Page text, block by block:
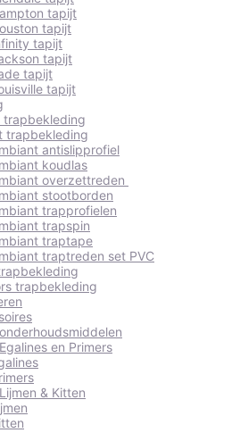
tapijt
tapijt
tapijt
tapijt
tapijt
tapijt
trapbekleding
trapbekleding
antislipprofiel
koudlas
overzettreden
stootborden
trapprofielen
trapspin
traptape
traptreden set PVC
trapbekleding
en Primers
& Kitten